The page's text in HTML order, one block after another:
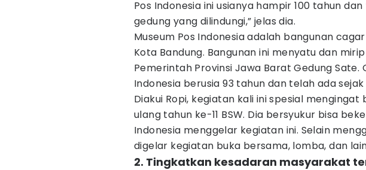
Pos Indonesia ini usianya hampir 100 tahun
gedung yang dilindungi,” jelas dia.
Museum Pos Indonesia adalah bangunan
Kota Bandung. Bangunan ini menyatu dan
Pemerintah Provinsi Jawa Barat Gedung Sate.
Indonesia berusia 93 tahun dan telah ada
Diakui Ropi, kegiatan kali ini spesial
ulang tahun ke-11 BSW. Dia bersyukur bisa
Indonesia menggelar kegiatan ini. Selain
digelar kegiatan buka bersama, lomba, dan
2. Tingkatkan kesadaran masyarakat